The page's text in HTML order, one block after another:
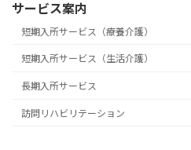
サービス案内
短期入所サービス（療養介護）
短期入所サービス（生活介護）
長期入所サービス
訪問リハビリテーション